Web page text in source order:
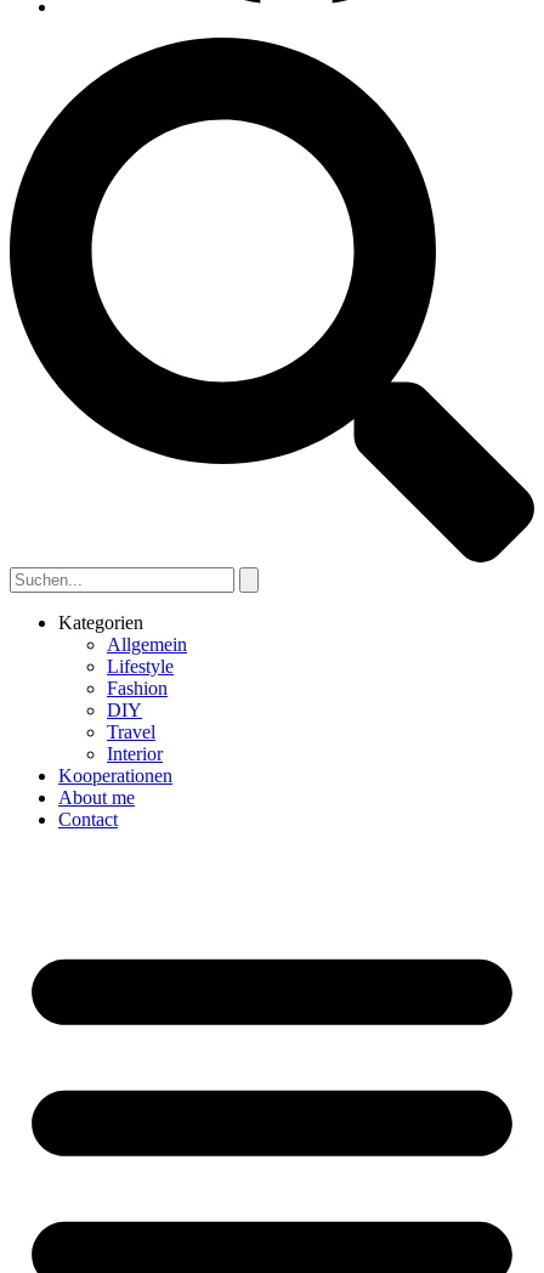
Kategorien
Allgemein
Lifestyle
Fashion
DIY
Travel
Interior
Kooperationen
About me
Contact